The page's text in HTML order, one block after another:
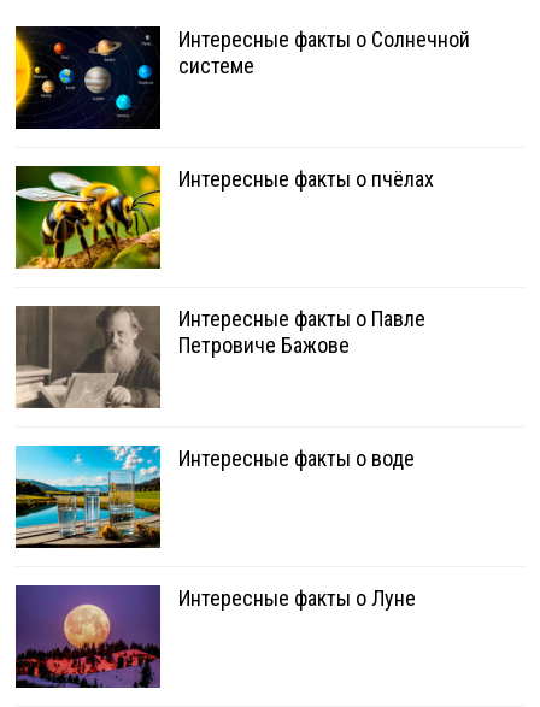
Интересные факты о Солнечной
системе
Интересные факты о пчёлах
Интересные факты о Павле
Петровиче Бажове
Интересные факты о воде
Интересные факты о Луне